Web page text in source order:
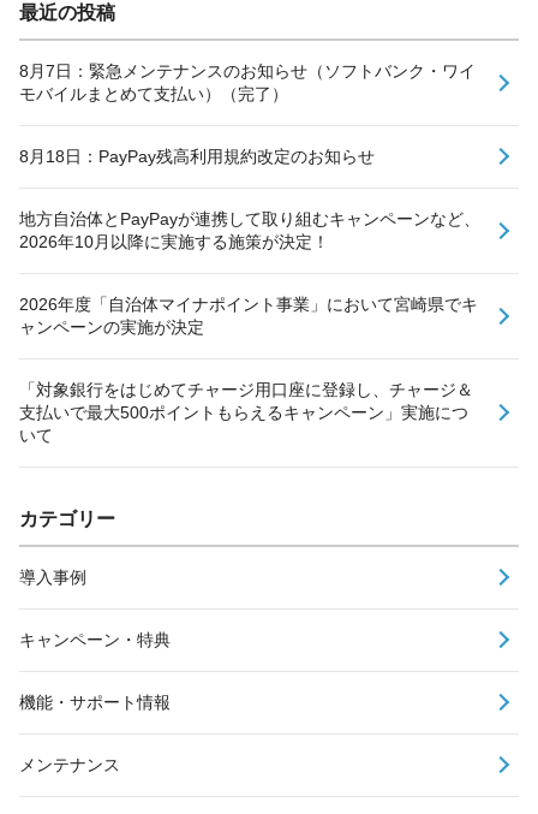
最近の投稿
8月7日：緊急メンテナンスのお知らせ（ソフトバンク・ワイ
モバイルまとめて支払い）（完了）
8月18日：PayPay残高利用規約改定のお知らせ
地方自治体とPayPayが連携して取り組むキャンペーンなど、
2026年10月以降に実施する施策が決定！
2026年度「自治体マイナポイント事業」において宮崎県でキ
ャンペーンの実施が決定
「対象銀行をはじめてチャージ用口座に登録し、チャージ＆
支払いで最大500ポイントもらえるキャンペーン」実施につ
いて
カテゴリー
導入事例
キャンペーン・特典
機能・サポート情報
メンテナンス